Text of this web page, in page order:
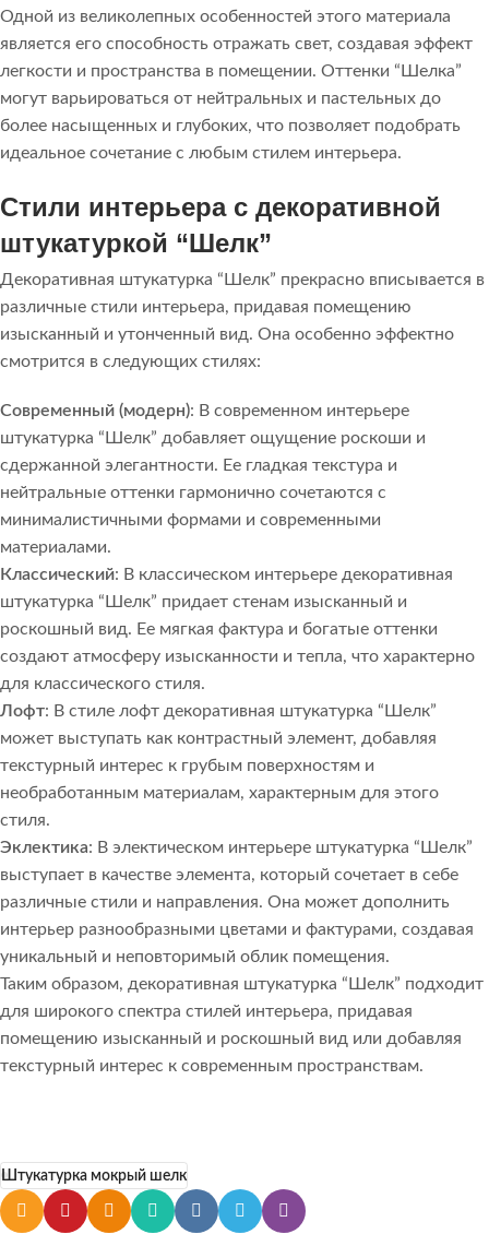
Одной из великолепных особенностей этого материала
является его способность отражать свет, создавая эффект
легкости и пространства в помещении. Оттенки “Шелка”
могут варьироваться от нейтральных и пастельных до
более насыщенных и глубоких, что позволяет подобрать
идеальное сочетание с любым стилем интерьера.
Стили интерьера с декоративной
штукатуркой “Шелк”
Декоративная штукатурка “Шелк” прекрасно вписывается в
различные стили интерьера, придавая помещению
изысканный и утонченный вид. Она особенно эффектно
смотрится в следующих стилях:
Современный (модерн): В современном интерьере
штукатурка “Шелк” добавляет ощущение роскоши и
сдержанной элегантности. Ее гладкая текстура и
нейтральные оттенки гармонично сочетаются с
минималистичными формами и современными
материалами.
Классический: В классическом интерьере декоративная
штукатурка “Шелк” придает стенам изысканный и
роскошный вид. Ее мягкая фактура и богатые оттенки
создают атмосферу изысканности и тепла, что характерно
для классического стиля.
Лофт: В стиле лофт декоративная штукатурка “Шелк”
может выступать как контрастный элемент, добавляя
текстурный интерес к грубым поверхностям и
необработанным материалам, характерным для этого
стиля.
Эклектика: В электическом интерьере штукатурка “Шелк”
выступает в качестве элемента, который сочетает в себе
различные стили и направления. Она может дополнить
интерьер разнообразными цветами и фактурами, создавая
уникальный и неповторимый облик помещения.
Таким образом, декоративная штукатурка “Шелк” подходит
для широкого спектра стилей интерьера, придавая
помещению изысканный и роскошный вид или добавляя
текстурный интерес к современным пространствам.
Штукатурка мокрый шелк